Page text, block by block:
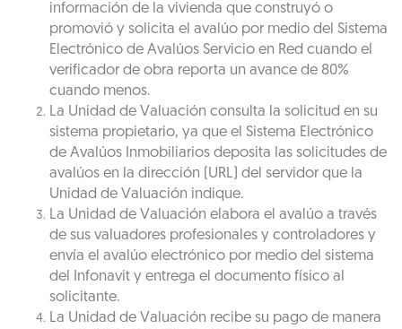
información de la vivienda que construyó o
promovió y solicita el avalúo por medio del Sistema
Electrónico de Avalúos Servicio en Red cuando el
verificador de obra reporta un avance de 80%
cuando menos.
La Unidad de Valuación consulta la solicitud en su
sistema propietario, ya que el Sistema Electrónico
de Avalúos Inmobiliarios deposita las solicitudes de
avalúos en la dirección (URL) del servidor que la
Unidad de Valuación indique.
La Unidad de Valuación elabora el avalúo a través
de sus valuadores profesionales y controladores y
envía el avalúo electrónico por medio del sistema
del Infonavit y entrega el documento físico al
solicitante.
La Unidad de Valuación recibe su pago de manera